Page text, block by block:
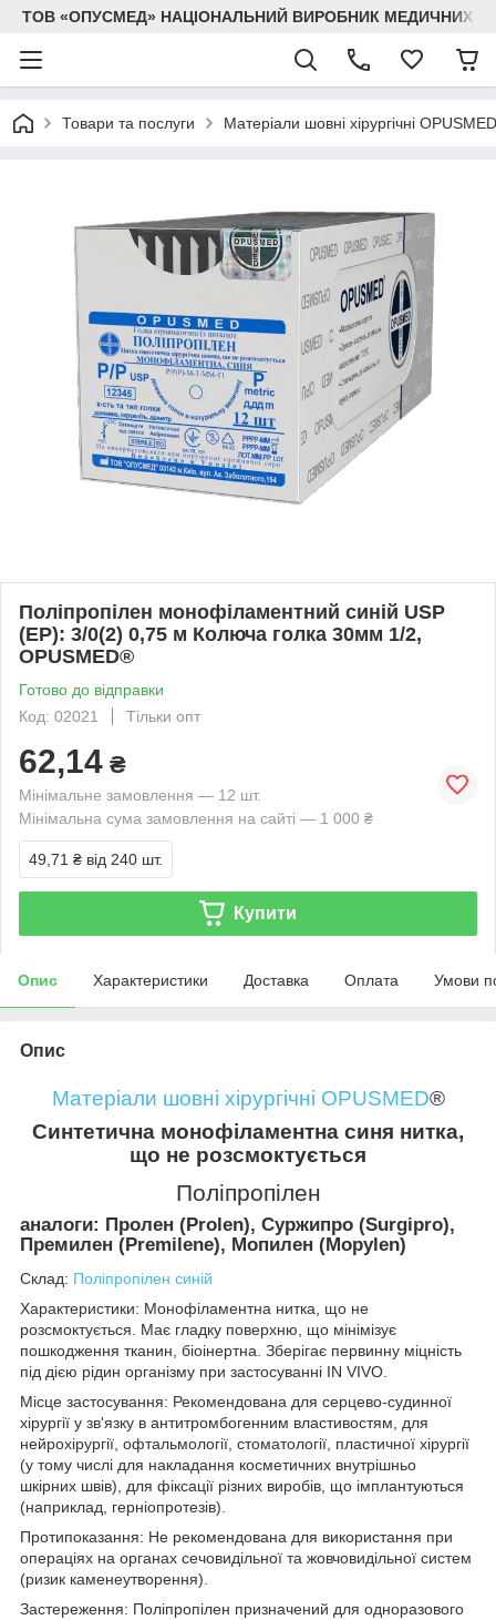
ТОВ «ОПУСМЕД» НАЦІОНАЛЬНИЙ ВИРОБНИК МЕДИЧНИХ
Товари та послуги Матеріали шовні хірургічні OPUSMED
Поліпропілен монофіламентний синій USP
(EP): 3/0(2) 0,75 м Колюча голка 30мм 1/2,
OPUSMED®
Готово до відправки
Код: 02021
Тільки опт
62,14 ₴
Мінімальне замовлення — 12 шт.
Мінімальна сума замовлення на сайті — 1 000 ₴
49,71 ₴ від 240 шт.
Купити
Опис Характеристики Доставка Оплата Умови
Опис
Матеріали шовні хірургічні OPUSMED®
Синтетична монофіламентна синя нитка,
що не розсмоктується
Поліпропілен
аналоги: Пролен (Prolen), Суржипро (Surgipro),
Премилен (Premilene), Мопилен (Mopylen)
Склад: Поліпропілен синій
Характеристики: Монофіламентна нитка, що не
розсмоктується. Має гладку поверхню, що мінімізує
пошкодження тканин, біоінертна. Зберігає первинну міцність
під дією рідин організму при застосуванні IN VIVO.
Місце застосування: Рекомендована для серцево-судинної
хірургії у зв'язку в антитромбогенним властивостям, для
нейрохірургії, офтальмології, стоматології, пластичної хірургії
(у тому числі для накладання косметичних внутрішньо
шкірних швів), для фіксації різних виробів, що імплантуються
(наприклад, герніопротезів).
Протипоказання: Не рекомендована для використання при
операціях на органах сечовидільної та жовчовидільної систем
(ризик каменеутворення).
Застереження: Поліпропілен призначений для одноразового